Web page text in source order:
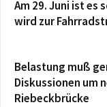
Am 29. Juni ist es
wird zur
Belastung muß
Diskussionen um
Riebeckbrücke